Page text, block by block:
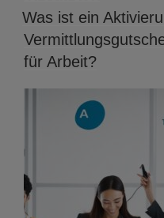
AM
Was ist ein
für Arbeit?